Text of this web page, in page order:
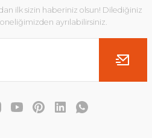
ilk sizin haberiniz olsun! Dilediğiniz
ayrılabilirsiniz.